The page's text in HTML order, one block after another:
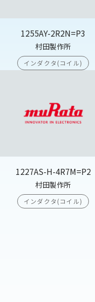
1255AY-2R2N=P3
村田製作所
インダクタ(コイル)
1227AS-H-4R7M=P2
村田製作所
インダクタ(コイル)